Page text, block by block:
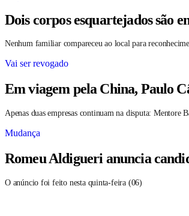
Dois corpos esquartejados são
Nenhum familiar compareceu ao local para
Vai ser revogado
Em viagem pela China, Paulo
Apenas duas empresas continuam na disputa: Mentore
Mudança
Romeu Aldigueri anuncia
O anúncio foi feito nesta quinta-feira (06)